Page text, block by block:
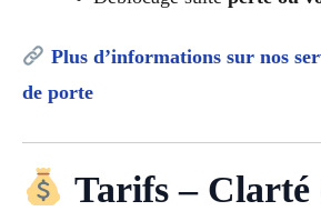
Plus d’informations sur nos
de porte
Tarifs – Clarté